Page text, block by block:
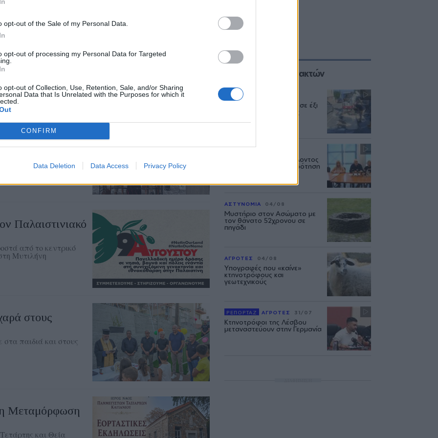
opt-out of the Sale of my Personal Data.
opt-out of processing my Personal Data for Targeted
opt-out of Collection, Use, Retention, Sale, and/or Sharing
Data that Is Unrelated with the Purposes for which it
CONFIRM
Data Deletion Data Access Privacy Policy
του
απόψε στη Σκάλα
για τη ζωή
Μαραγκοζάκη
από τη διαδρομή
Παλαιστινιακό
από το κεντρικό
Μυτιλήνη
στους
παιδιά και στους
Μεταμόρφωση
και Θεία
Επιλογές των Συντακτών
ΜΥΤΙΛΗΝΗ
Διακοπή υδροδότησης σε έξι
περιοχές της Μυτιλήνης
Το Υπουργείο Περιβάλλοντος
άφησε χωρίς χρηματοδότηση
ΑΣΤΥΝΟΜΙΑ 04/08
Μυστήριο στον Ασώματο με
τον θάνατο 52χρονου σε
πηγάδι
ΑΓΡΟΤΕΣ 04/08
Υπογραφές που «καίνε»
κτηνοτρόφους και
γεωτεχνικούς
ΡΕΠΟΡΤΑΖ ΑΓΡΟΤΕΣ 31/07
Κτηνοτρόφοι της Λέσβου
μεταναστεύουν στην Γερμανία